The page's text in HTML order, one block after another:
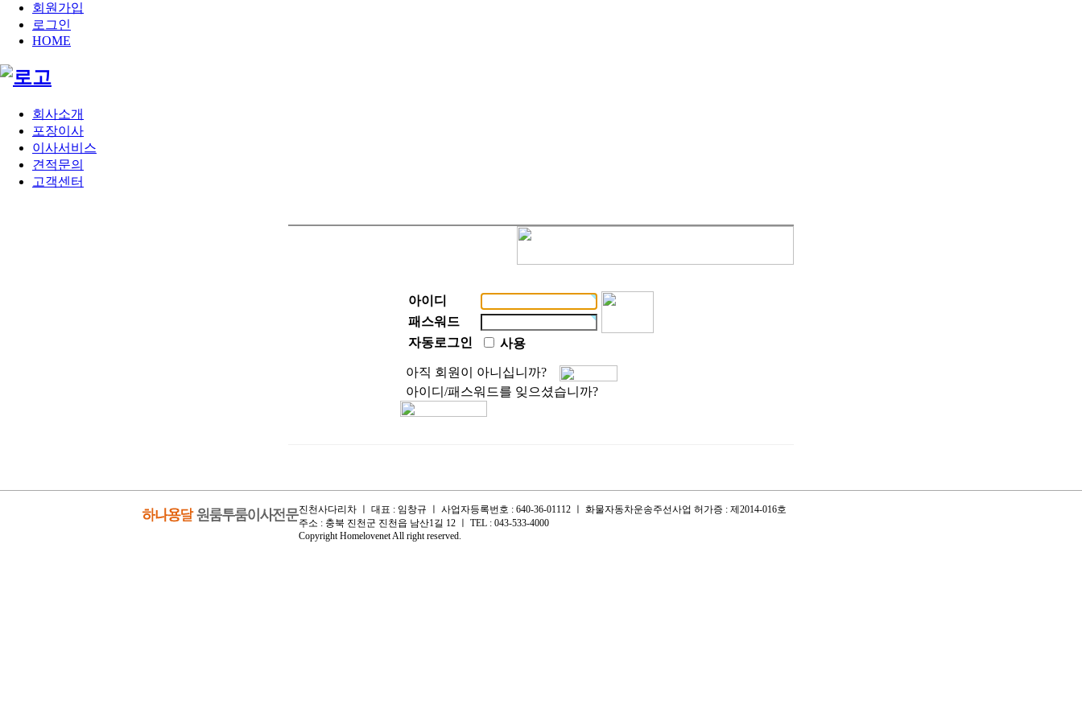
회원가입
로그인
HOME
회사소개
포장이사
이사서비스
견적문의
고객센터
아이디
패스워드
자동로그인
사용
아직 회원이 아니십니까?
아이디/패스워드를 잊으셨습니까?
진천사다리차 ㅣ 대표 : 임창규 ㅣ 사업자등록번호 : 640-36-01112 ㅣ 화물자동차운송주선사업 허가증 : 제2014-016호
주소 : 충북 진천군 진천읍 남산1길 12 ㅣ TEL : 043-533-4000
Copyright Homelovenet All right reserved.